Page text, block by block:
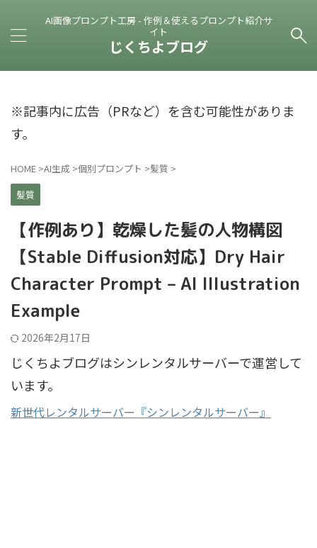
AI画像プロンプト工房 - 作例＆使えるプロンプト紹介サ
イト
じくちよブログ
※記事内に広告（PRなど）を含む可能性がありま
す。
HOME >AI生成 >個別プロンプト >髪質 >
髪質
【作例あり】乾燥した髪の人物構図
【Stable Diffusion対応】Dry Hair
Character Prompt – AI Illustration
Example
2026年2月17日
じくちよブログはシンレンタルサーバーで運営して
います。
新世代レンタルサーバー『シンレンタルサーバー』